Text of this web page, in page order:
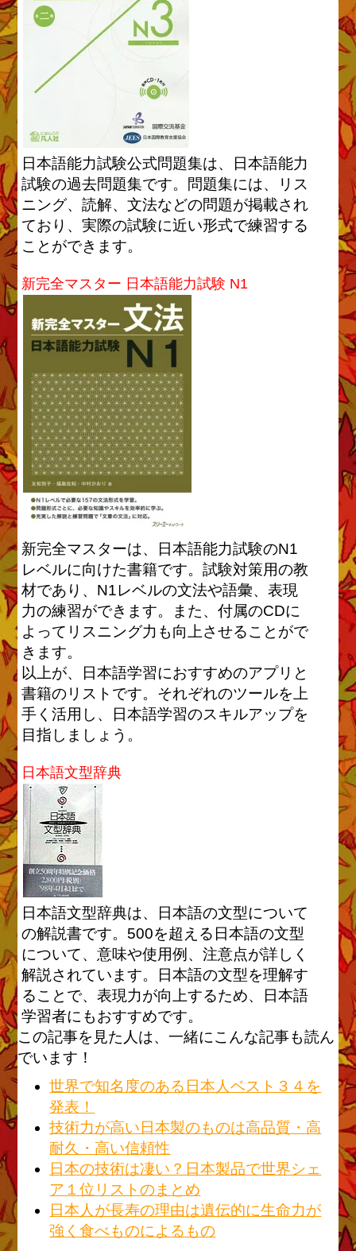
日本語能力試験公式問題集は、日本語能力
試験の過去問題集です。問題集には、リス
ニング、読解、文法などの問題が掲載され
ており、実際の試験に近い形式で練習する
ことができます。
新完全マスター 日本語能力試験 N1
新完全マスターは、日本語能力試験のN1
レベルに向けた書籍です。試験対策用の教
材であり、N1レベルの文法や語彙、表現
力の練習ができます。また、付属のCDに
よってリスニング力も向上させることがで
きます。
以上が、日本語学習におすすめのアプリと
書籍のリストです。それぞれのツールを上
手く活用し、日本語学習のスキルアップを
目指しましょう。
日本語文型辞典
日本語文型辞典は、日本語の文型について
の解説書です。500を超える日本語の文型
について、意味や使用例、注意点が詳しく
解説されています。日本語の文型を理解す
ることで、表現力が向上するため、日本語
学習者にもおすすめです。
この記事を見た人は、一緒にこんな記事も読ん
でいます！
世界で知名度のある日本人ベスト３４を
発表！
技術力が高い日本製のものは高品質・高
耐久・高い信頼性
日本の技術は凄い？日本製品で世界シェ
ア１位リストのまとめ
日本人が長寿の理由は遺伝的に生命力が
強く食べものによるもの